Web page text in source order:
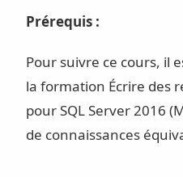
Prérequis :
Pour suivre ce cours, il
la formation Écrire des
pour SQL Server 2016
de connaissances